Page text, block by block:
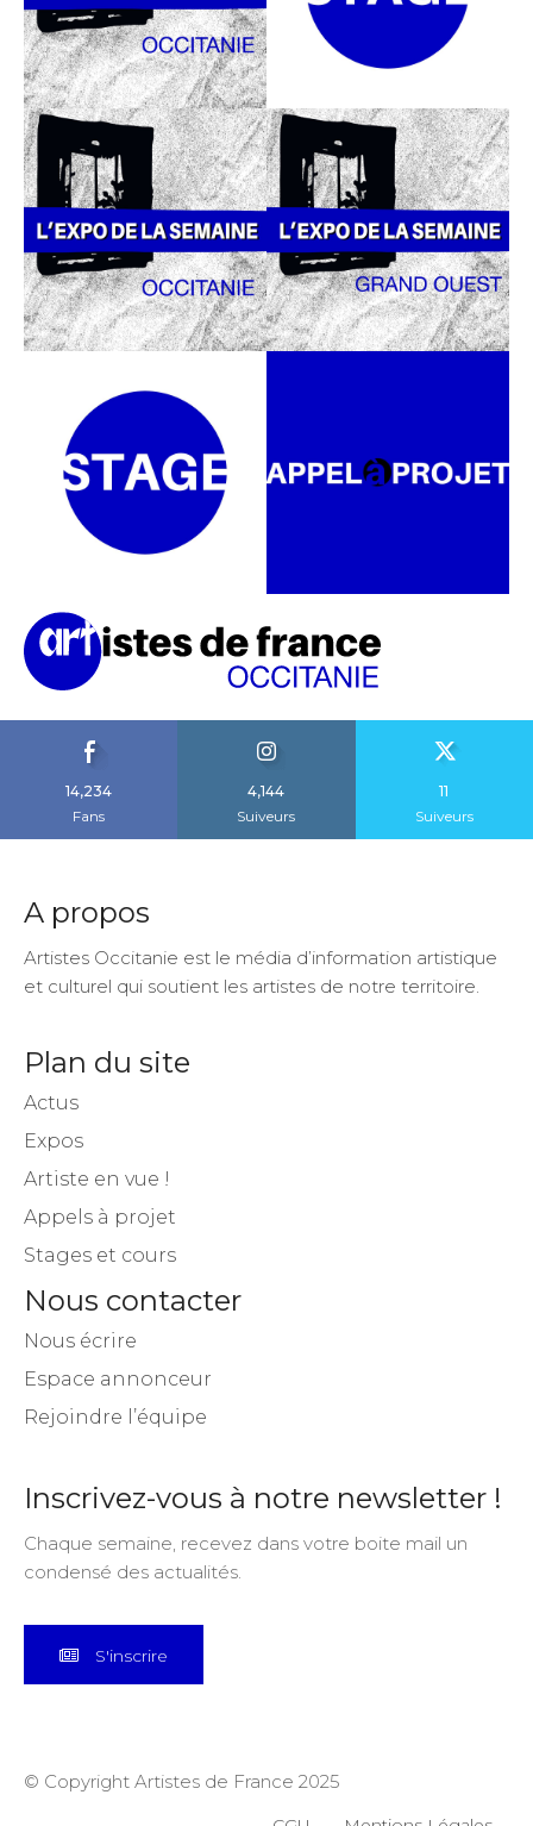
14,234
Fans
4,144
Suiveurs
11
Suiveurs
A propos
Artistes Occitanie est le média d’information artistique
et culturel qui soutient les artistes de notre territoire.
Plan du site
Actus
Expos
Artiste en vue !
Appels à projet
Stages et cours
Nous contacter
Nous écrire
Espace annonceur
Rejoindre l’équipe
Inscrivez-vous à notre newsletter !
Chaque semaine, recevez dans votre boite mail un
condensé des actualités.
S'inscrire
© Copyright Artistes de France 2025